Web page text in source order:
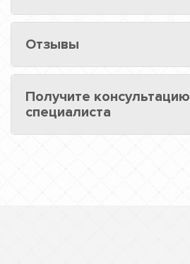
Отзывы
Получите консультацию
специалиста